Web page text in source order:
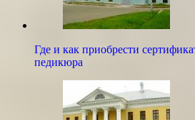
Где и как приобрести
педикюра